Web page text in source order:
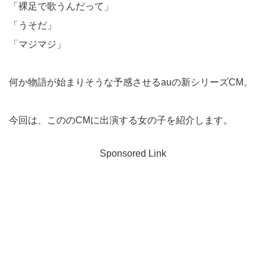
「裸足で歌うんだって」
「うそだ」
「マジマジ」
何か物語が始まりそうな予感させるauの新シリーズCM。
今回は、こののCMに出演する女の子を紹介します。
Sponsored Link